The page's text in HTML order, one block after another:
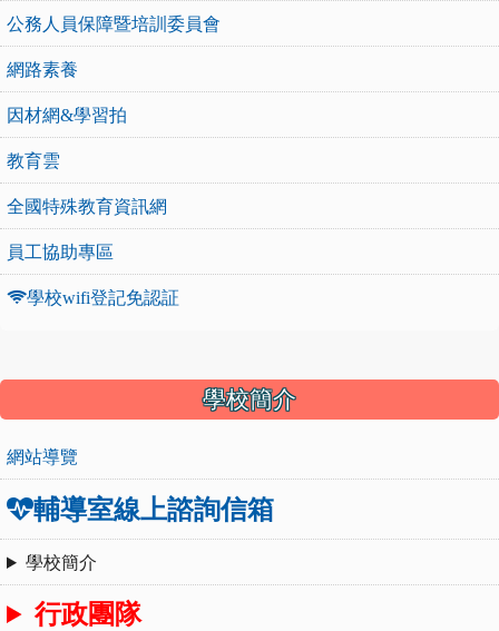
公務人員保障暨培訓委員會
網路素養
因材網&學習拍
教育雲
全國特殊教育資訊網
員工協助專區
學校wifi登記免認証
學校簡介
網站導覽
輔導室線上諮詢信箱
學校簡介
行政團隊